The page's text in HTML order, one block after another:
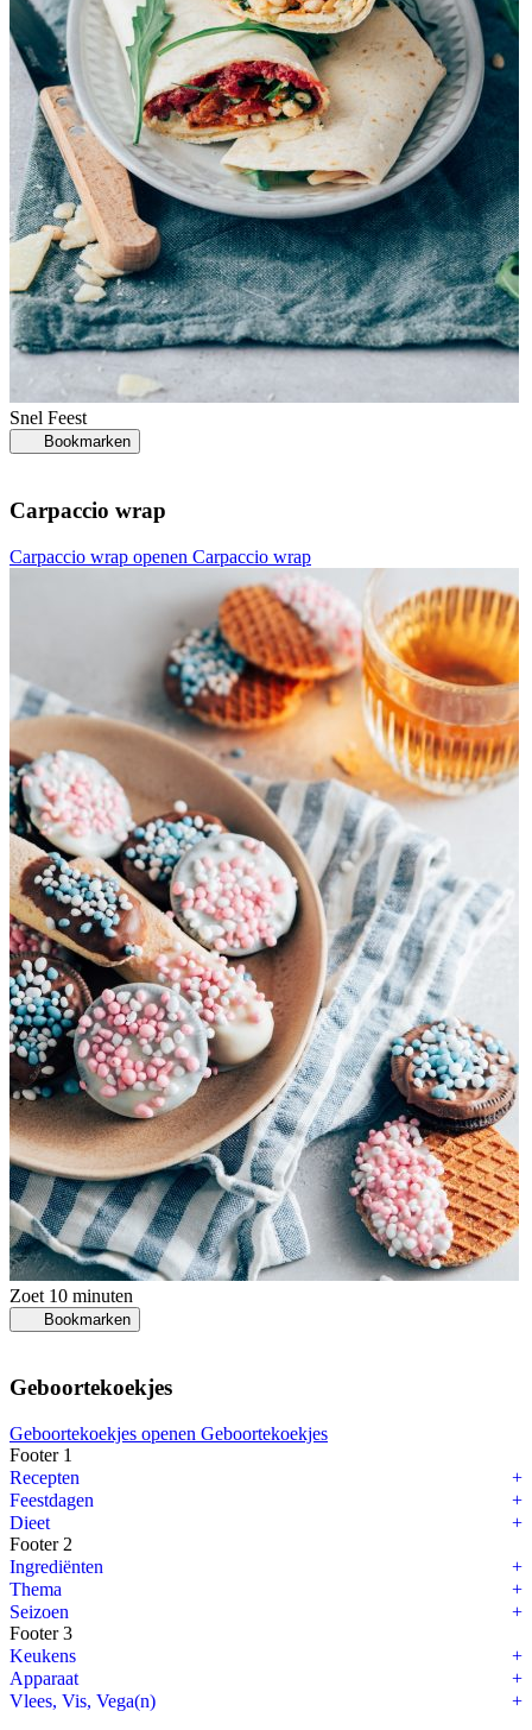
Snel Feest
Bookmarken
Carpaccio wrap
Carpaccio wrap openen Carpaccio wrap
Zoet 10 minuten
Bookmarken
Geboortekoekjes
Geboortekoekjes openen Geboortekoekjes
Footer 1
Recepten
Feestdagen
Dieet
Footer 2
Ingrediënten
Thema
Seizoen
Footer 3
Keukens
Apparaat
Vlees, Vis, Vega(n)